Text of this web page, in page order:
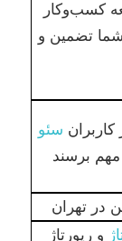
کسب‌وکار
شما تضمین و
سئو
برسند
در تهران
و رپورتاژ